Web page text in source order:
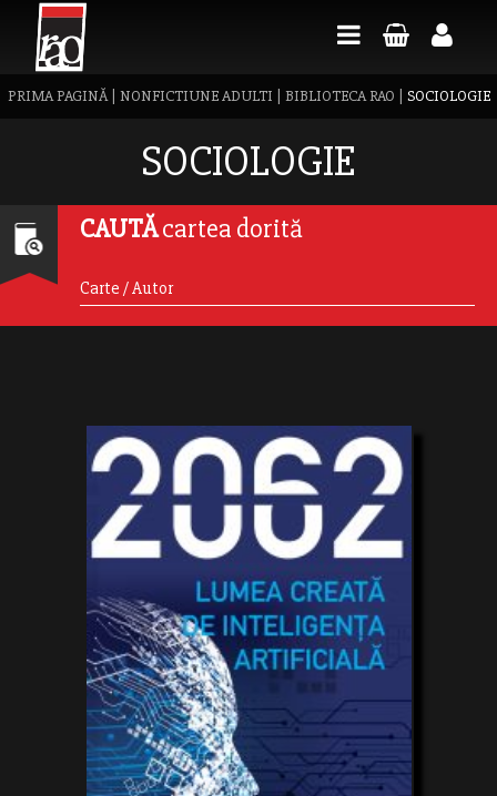
PRIMA PAGINĂ| NONFICTIUNE ADULTI BIBLIOTECA RAO SOCIOLOGIE
SOCIOLOGIE
CAUTĂcartea dorită